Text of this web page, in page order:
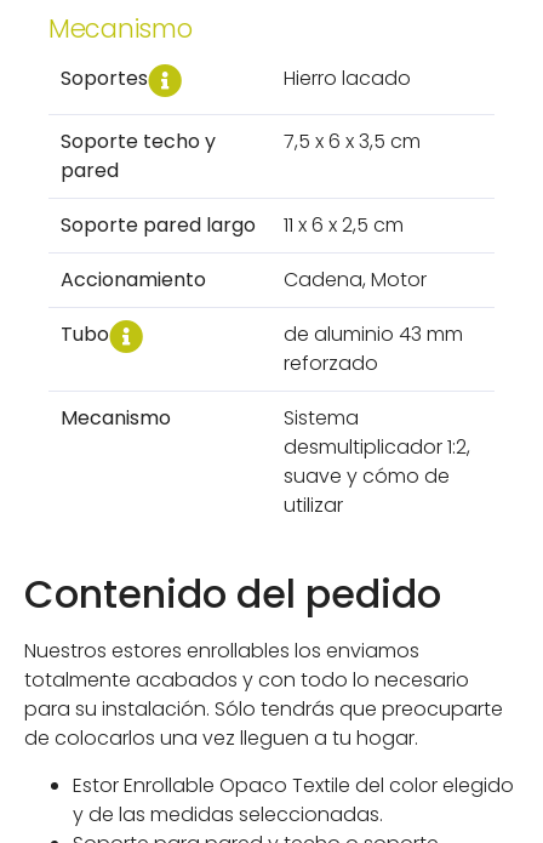
Mecanismo
Soportes Hierro lacado
Soporte techo y
pared
7,5 x 6 x 3,5 cm
Soporte pared largo
11 x 6 x 2,5 cm
Accionamiento
Cadena, Motor
Tubo
de aluminio 43 mm
reforzado
Mecanismo
Sistema
desmultiplicador 1:2,
suave y cómo de
utilizar
Contenido del pedido
Nuestros estores enrollables los enviamos
totalmente acabados y con todo lo necesario
para su instalación. Sólo tendrás que preocuparte
de colocarlos una vez lleguen a tu hogar.
Estor Enrollable Opaco Textile del color elegido
y de las medidas seleccionadas.